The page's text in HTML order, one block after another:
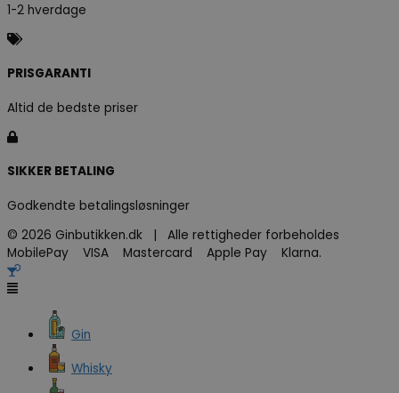
1-2 hverdage
PRISGARANTI
Altid de bedste priser
SIKKER BETALING
Godkendte betalingsløsninger
© 2026 Ginbutikken.dk | Alle rettigheder forbeholdes
MobilePay VISA Mastercard Apple Pay Klarna.
Gin
Whisky